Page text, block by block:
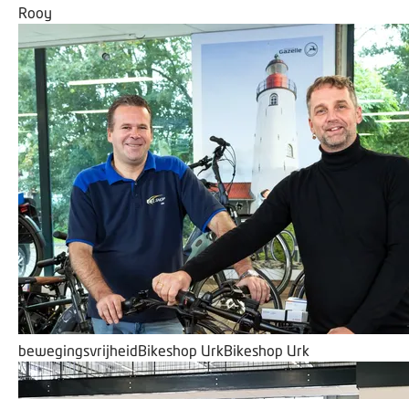
Rooy
bewegingsvrijheidBikeshop UrkBikeshop Urk